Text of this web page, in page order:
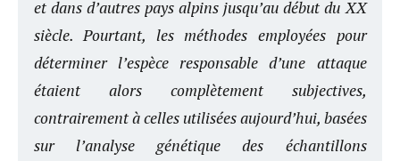
et dans d’autres pays alpins jusqu’au début du XX
siècle. Pourtant, les méthodes employées pour
déterminer l’espèce responsable d’une attaque
étaient alors complètement subjectives,
contrairement à celles utilisées aujourd’hui, basées
sur l’analyse génétique des échantillons